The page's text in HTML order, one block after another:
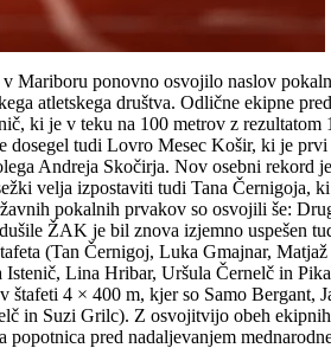
Mariboru ponovno osvojilo naslov
atletskega društva. Odlične ekipne
ki je v teku na 100 metrov z
tudi Lovro Mesec Košir, ki je
Andreja Skočirja. Nov osebni
velja izpostaviti tudi Tana Černigoja,
pokalnih prvakov so osvojili še:
ŽAK je bil znova izjemno uspešen
(Tan Černigoj, Luka Gmajnar,
Lina Hribar, Uršula Černelč in
4 × 400 m, kjer so Samo
in Suzi Grilc). Z osvojitvijo obeh
pred nadaljevanjem